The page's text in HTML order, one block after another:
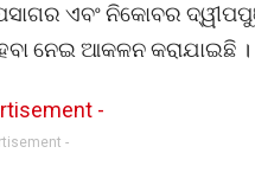
ଏବଂ ନିକୋବର
ନେଇ ଆକଳନ କରାଯାଇଛି ।
-